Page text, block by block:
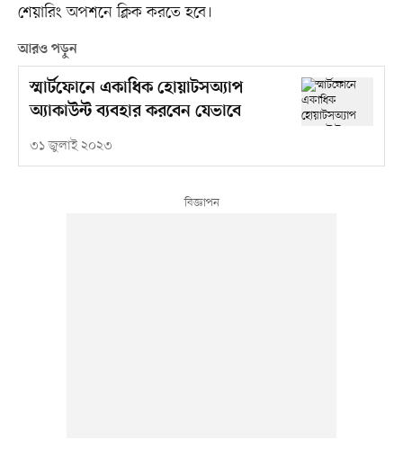
শেয়ারিং অপশনে ক্লিক করতে হবে।
আরও পড়ুন
স্মার্টফোনে একাধিক হোয়াটসঅ্যাপ
অ্যাকাউন্ট ব্যবহার করবেন যেভাবে
৩১ জুলাই ২০২৩